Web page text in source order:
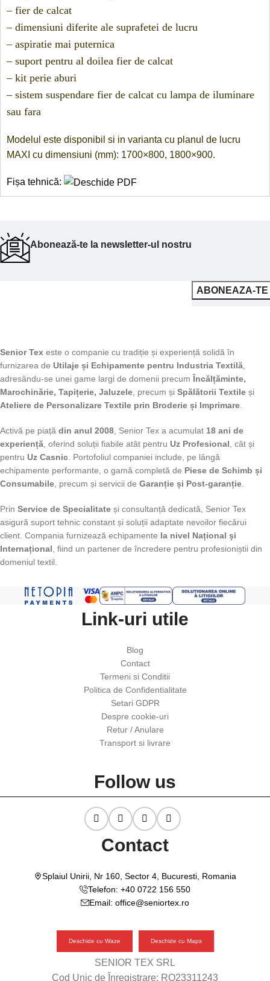
– fier de calcat
– dimensiuni diferite ale suprafetei de lucru
– aspiratie mai puternica
– suport pentru al doilea fier de calcat
– kit perie aburi
– sistem suspendare fier de calcat cu lampa de iluminare
sau fara
Modelul este disponibil si in varianta cu planul de lucru
MAXI cu dimensiuni (mm): 1700×800, 1800×900.
Fișa tehnică:
Abonează-te la newsletter-ul nostru
Senior Tex este o companie cu tradiție și experiență solidă în
furnizarea de Utilaje și Echipamente pentru Industria Textilă
adresându-se unei game largi de domenii precum Încălțăminte,
Marochinărie, Tapițerie, Jaluzele , precum și Spălătorii Textile și
Ateliere de Personalizare Textile prin Broderie și Imprimare
Activă pe piață din anul 2008 , Senior Tex a acumulat 18 ani de
experiență , oferind soluții fiabile atât pentru Uz Profesional , cât și
pentru Uz Casnic . Portofoliul companiei include, pe lângă
echipamente performante, o gamă completă de Piese de Schimb și
Consumabile , precum și servicii de Garanție și Post-garanție
Prin Service de Specialitate și consultanță dedicată, Senior Tex
asigură suport tehnic constant și soluții adaptate nevoilor fiecărui
client. Compania furnizează echipamente la nivel Național și
Internațional , fiind un partener de încredere pentru profesioniștii din
domeniul textil.
Link-uri utile
Blog
Contact
Termeni si Conditii
Politica de Confidentialitate
Setari GDPR
Despre cookie-uri
Retur / Anulare
Transport si livrare
Follow us
Contact
Splaiul Unirii, Nr 160, Sector 4, Bucuresti, Romania
Telefon: +40 0722 156 550
Email: office@seniortex.ro
Deschide cu Waze Deschide cu Maps
SENIOR TEX SRL
Cod Unic de Înregistrare: RO23311243